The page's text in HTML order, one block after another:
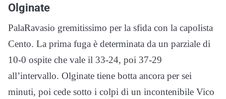
Olginate
PalaRavasio gremitissimo per la sfida con la capolista
Cento. La prima fuga è determinata da un parziale di
10-0 ospite che vale il 33-24, poi 37-29
all’intervallo. Olginate tiene botta ancora per sei
minuti, poi cede sotto i colpi di un incontenibile Vico